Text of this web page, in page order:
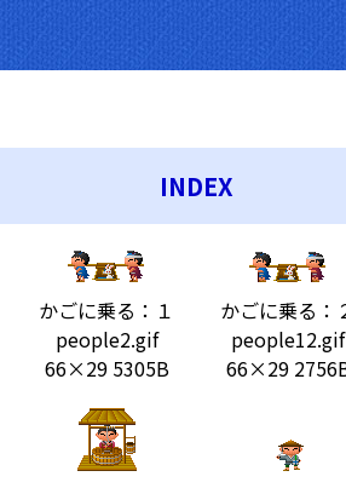
INDEX
かごに乗る：１
people2.gif
66×29 5305B
かごに乗る：
people12.gif
66×29